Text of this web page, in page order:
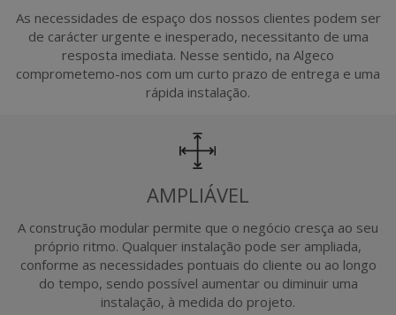
As necessidades de espaço dos nossos clientes podem ser
de carácter urgente e inesperado, necessitanto de uma
resposta imediata. Nesse sentido, na Algeco
comprometemo-nos com um curto prazo de entrega e uma
rápida instalação.
AMPLIÁVEL
A construção modular permite que o negócio cresça ao seu
próprio ritmo. Qualquer instalação pode ser ampliada,
conforme as necessidades pontuais do cliente ou ao longo
do tempo, sendo possível aumentar ou diminuir uma
instalação, à medida do projeto.